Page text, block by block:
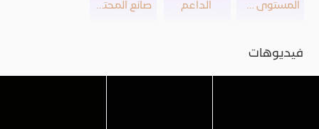
المستوى 39 الداعم صانع المحتوى
فيديوهات